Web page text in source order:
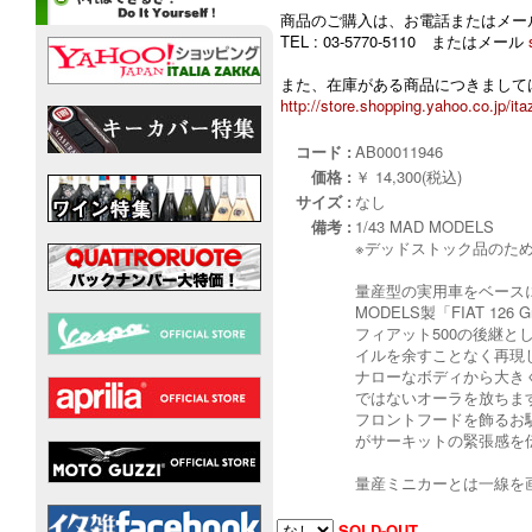
商品のご購入は、お電話またはメ
TEL : 03-5770-5110 またはメール
また、在庫がある商品につきまし
http://store.shopping.yahoo.co.jp/
コード : AB00011946
価格 : ￥ 14,300(税込)
サイズ : なし
備考 : 1/43 MAD MODELS
※デッドストック品のた
量産型の実用車をベー
MODELS製「FIAT 126
フィアット500の後継と
イルを余すことなく再現
ナローなボディから大
ではないオーラを放ちま
フロントフードを飾る
がサーキットの緊張感を
量産ミニカーとは一線